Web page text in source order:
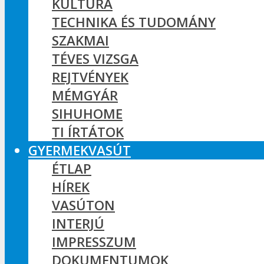
KULTÚRA
TECHNIKA ÉS TUDOMÁNY
SZAKMAI
TÉVES VIZSGA
REJTVÉNYEK
MÉMGYÁR
SIHUHOME
TI ÍRTÁTOK
GYERMEKVASÚT
ÉTLAP
HÍREK
VASÚTON
INTERJÚ
IMPRESSZUM